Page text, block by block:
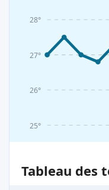
25°
26°
27°
28°
Tableau des